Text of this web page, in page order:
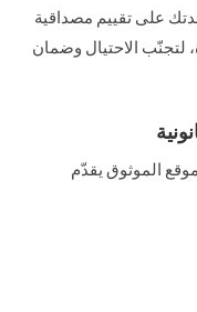
على تقييم مصداقية
لتجنّب الاحتيال وضمان
الموثوق يقدّم